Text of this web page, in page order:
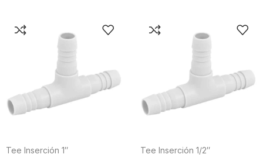
Tee Inserción 1″ Tee Inserción 1/2″